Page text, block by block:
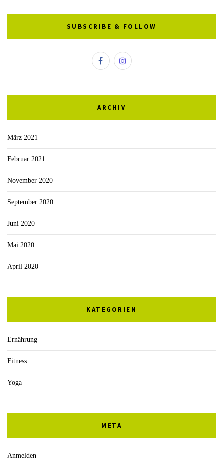
SUBSCRIBE & FOLLOW
ARCHIV
März 2021
Februar 2021
November 2020
September 2020
Juni 2020
Mai 2020
April 2020
KATEGORIEN
Ernährung
Fitness
Yoga
META
Anmelden